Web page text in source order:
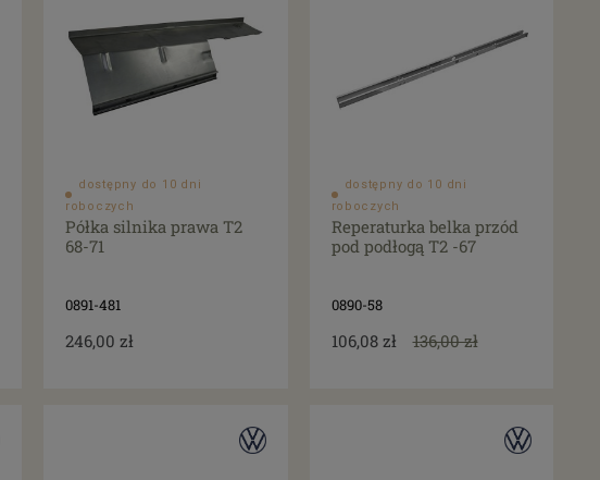
dostępny do 10 dni
roboczych
Półka silnika prawa T2
68-71
0891-481
246,00 zł
dostępny do 10 dni
roboczych
Reperaturka belka przód
pod podłogą T2 -67
0890-58
106,08 zł 136,00 zł